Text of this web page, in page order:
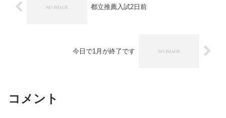
都立推薦入試2日前
今日で1月が終了です
コメント